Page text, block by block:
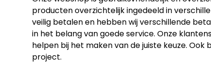
producten overzichtelijk ingedeeld in
veilig betalen en hebben wij verschillende
in het belang van goede service. Onze
helpen bij het maken van de juiste keuze.
project.